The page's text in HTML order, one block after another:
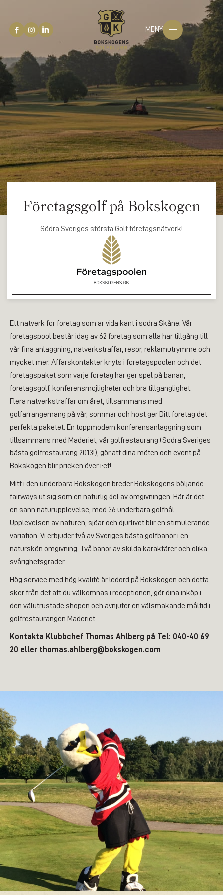
MENY
Företagsgolf på Bokskogen
Södra Sveriges största Golf företagsnätverk!
Ett nätverk för företag som är vida känt i södra Skåne. Vår
företagspool består idag av 62 företag som alla har tillgång till
vår fina anläggning, nätverksträffar, resor, reklamutrymme och
mycket mer. Affärskontakter knyts i företagspoolen och det
företagspaket som varje företag har ger spel på banan,
företagsgolf, konferensmöjligheter och bra tillgänglighet.
Flera nätverksträffar om året, tillsammans med
golfarrangemang på vår, sommar och höst ger Ditt företag det
perfekta paketet. En toppmodern konferensanläggning som
tillsammans med Maderiet, vår golfrestaurang (Södra Sveriges
bästa golfrestaurang 2013!), gör att dina möten och event på
Bokskogen blir pricken över i:et!
Mitt i den underbara Bokskogen breder Bokskogens böljande
fairways ut sig som en naturlig del av omgivningen. Här är det
en sann naturupplevelse, med 36 underbara golfhål.
Upplevelsen av naturen, sjöar och djurlivet blir en stimulerande
variation. Vi erbjuder två av Sveriges bästa golfbanor i en
naturskön omgivning. Två banor av skilda karaktärer och olika
svårighetsgrader.
Hög service med hög kvalité är ledord på Bokskogen och detta
sker från det att du välkomnas i receptionen, gör dina inköp i
den välutrustade shopen och avnjuter en välsmakande måltid i
golfrestaurangen Maderiet.
Kontakta Klubbchef Thomas Ahlberg på Tel: 040-40 69
20 eller thomas.ahlberg@bokskogen.com